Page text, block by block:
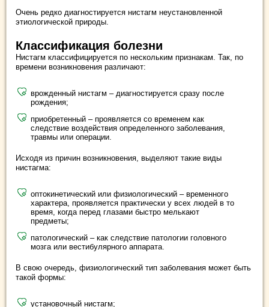
Очень редко диагностируется нистагм неустановленной
этиологической природы.
Классификация болезни
Нистагм классифицируется по нескольким признакам. Так, по
времени возникновения различают:
врожденный нистагм – диагностируется сразу после
рождения;
приобретенный – проявляется со временем как
следствие воздействия определенного заболевания,
травмы или операции.
Исходя из причин возникновения, выделяют такие виды
нистагма:
оптокинетический или физиологический – временного
характера, проявляется практически у всех людей в то
время, когда перед глазами быстро мелькают
предметы;
патологический – как следствие патологии головного
мозга или вестибулярного аппарата.
В свою очередь, физиологический тип заболевания может быть
такой формы:
установочный нистагм;